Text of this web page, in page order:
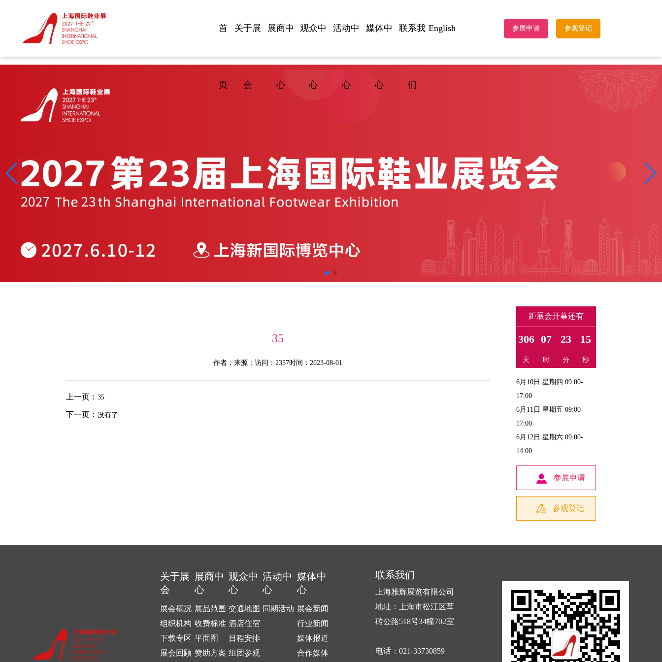
首
页
关于展
会
展商中
心
观众中
心
活动中
心
媒体中
心
联系我
们
English 参展申请 参观登记
35
作者：来源：访问：2357时间：2023-08-01
上一页：35
下一页：没有了
距展会开幕还有
306 07 23 15
天 时 分 秒
6月10日 星期四 09:00-
17:00
6月11日 星期五 09:00-
17:00
6月12日 星期六 09:00-
14:00
参展申请
参观登记
关于展
会
展会概况
组织机构
下载专区
展会回顾
展商中
心
展品范围
收费标准
平面图
赞助方案
观众中
心
交通地图
酒店住宿
日程安排
组团参观
活动中
心
同期活动
媒体中
心
展会新闻
行业新闻
媒体报道
合作媒体
联系我们
上海雅辉展览有限公司
地址：上海市松江区莘
砖公路518号34幢702室
电话：021-33730859